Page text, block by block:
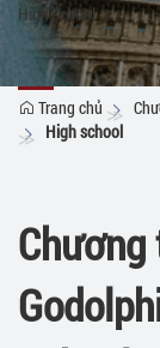
High school
Trang chủ
High school